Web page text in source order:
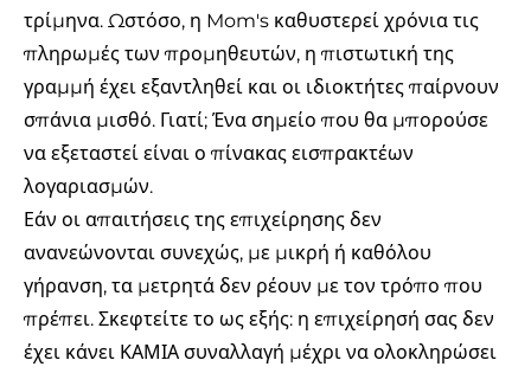
τρίμηνα. Ωστόσο, η Mom's καθυστερεί χρόνια τις
πληρωμές των προμηθευτών, η πιστωτική της
γραμμή έχει εξαντληθεί και οι ιδιοκτήτες παίρνουν
σπάνια μισθό. Γιατί; Ένα σημείο που θα μπορούσε
να εξεταστεί είναι ο πίνακας εισπρακτέων
λογαριασμών.
Εάν οι απαιτήσεις της επιχείρησης δεν
ανανεώνονται συνεχώς, με μικρή ή καθόλου
γήρανση, τα μετρητά δεν ρέουν με τον τρόπο που
πρέπει. Σκεφτείτε το ως εξής: η επιχείρησή σας δεν
έχει κάνει ΚΑΜΙΑ συναλλαγή μέχρι να ολοκληρώσει